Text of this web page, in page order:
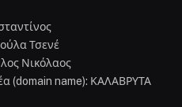
Τσενέ
Νικόλαος
(domain name): ΚΑΛΑΒΡΥΤΑ